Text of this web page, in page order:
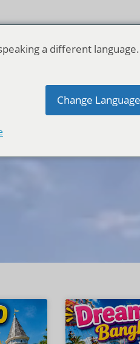
a different language.
Change Language